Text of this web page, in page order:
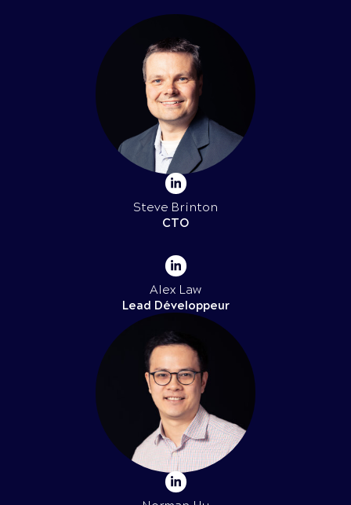
Steve Brinton
CTO
Alex Law
Lead Développeur